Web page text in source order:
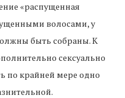
«распущенная
волосами, у
быть собраны. К
сексуально
по крайней мере одно